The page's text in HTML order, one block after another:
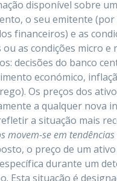
disponível sobre
o seu emitente (por
financeiros) e as
ou as condições micro e
decisões do banco
económico,
Os preços dos
a qualquer nova
a situação mais
movem-se em tendências
o preço de um
durante um
Esta situação é